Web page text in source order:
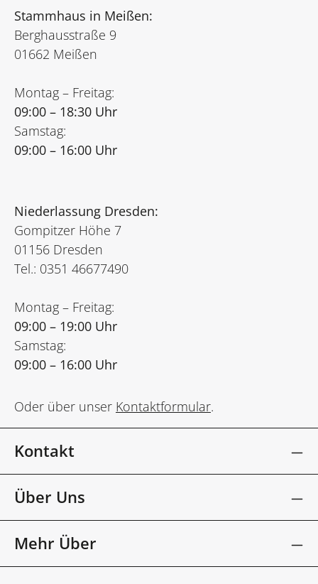
Stammhaus in Meißen:
Berghausstraße 9
01662 Meißen
Montag – Freitag:
09:00 – 18:30 Uhr
Samstag:
09:00 – 16:00 Uhr
Niederlassung Dresden:
Gompitzer Höhe 7
01156 Dresden
Tel.: 0351 46677490
Montag – Freitag:
09:00 – 19:00 Uhr
Samstag:
09:00 – 16:00 Uhr
Oder über unser Kontaktformular.
Kontakt
Über Uns
Mehr Über